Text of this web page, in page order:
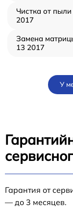
Чистка от
2017
Замена
13 2017
У
Гарантия от
— до 3 месяцев.